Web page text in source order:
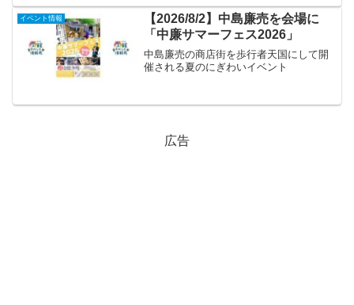
イベント情報
【2026/8/2】中島廉売を会場に
「中廉サマーフェス2026」
中島廉売の商店街を歩行者天国にして開
催される夏のにぎわいイベント
広告